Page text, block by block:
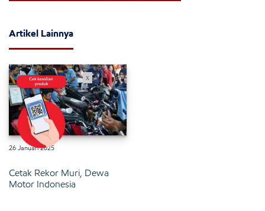
Artikel Lainnya
26 Januari 2025
Cetak Rekor Muri, Dewa
Motor Indonesia
x